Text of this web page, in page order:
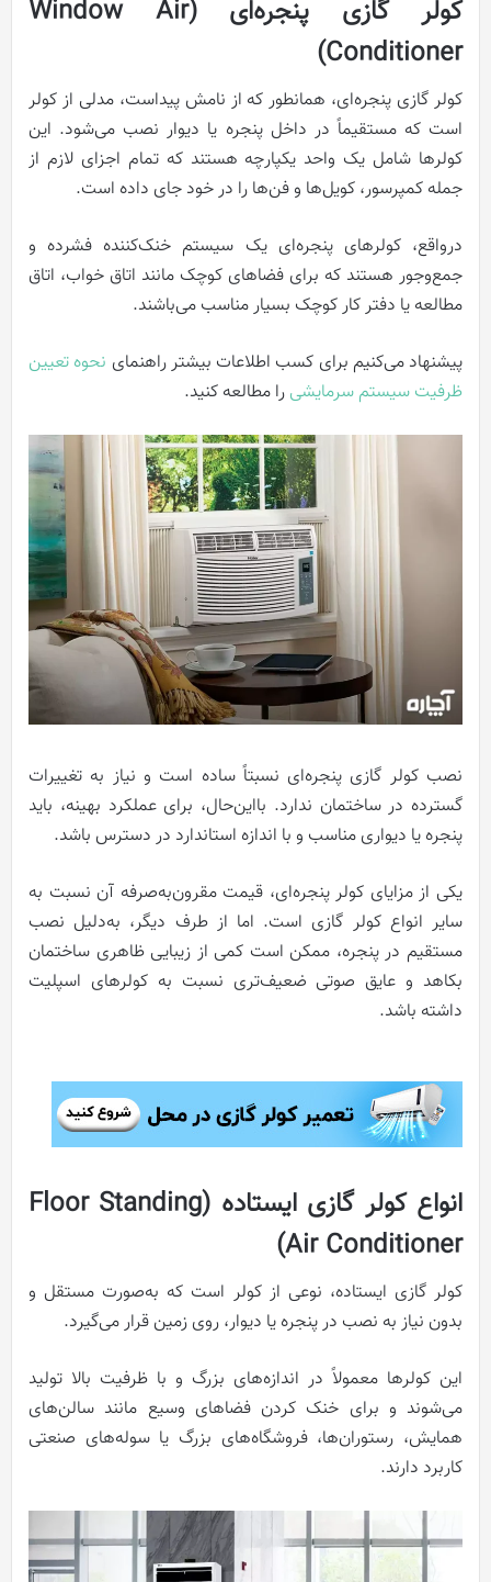
کولر گازی پنجره‌ای (Window Air
Conditioner)
کولر گازی پنجره‌ای، همانطور که از نامش پیداست، مدلی از کولر
است که مستقیماً در داخل پنجره یا دیوار نصب می‌شود. این
کولرها شامل یک واحد یکپارچه هستند که تمام اجزای لازم از
جمله کمپرسور، کویل‌ها و فن‌ها را در خود جای داده است.
درواقع، کولرهای پنجره‌ای یک سیستم خنک‌کننده فشرده و
جمع‌وجور هستند که برای فضاهای کوچک مانند اتاق خواب، اتاق
مطالعه یا دفتر کار کوچک بسیار مناسب می‌باشند.
پیشنهاد می‌کنیم برای کسب اطلاعات بیشتر راهنمای نحوه تعیین
ظرفیت سیستم سرمایشی را مطالعه کنید.
نصب کولر گازی پنجره‌ای نسبتاً ساده است و نیاز به تغییرات
گسترده در ساختمان ندارد. بااین‌حال، برای عملکرد بهینه، باید
پنجره یا دیواری مناسب و با اندازه استاندارد در دسترس باشد.
یکی از مزایای کولر پنجره‌ای، قیمت مقرون‌به‌صرفه آن نسبت به
سایر انواع کولر گازی است. اما از طرف دیگر، به‌دلیل نصب
مستقیم در پنجره، ممکن است کمی از زیبایی ظاهری ساختمان
بکاهد و عایق صوتی ضعیف‌تری نسبت به کولرهای اسپلیت
داشته باشد.
انواع کولر گازی ایستاده (Floor Standing
Air Conditioner)
کولر گازی ایستاده، نوعی از کولر است که به‌صورت مستقل و
بدون نیاز به نصب در پنجره یا دیوار، روی زمین قرار می‌گیرد.
این کولرها معمولاً در اندازه‌های بزرگ و با ظرفیت بالا تولید
می‌شوند و برای خنک کردن فضاهای وسیع مانند سالن‌های
همایش، رستوران‌ها، فروشگاه‌های بزرگ یا سوله‌های صنعتی
کاربرد دارند.